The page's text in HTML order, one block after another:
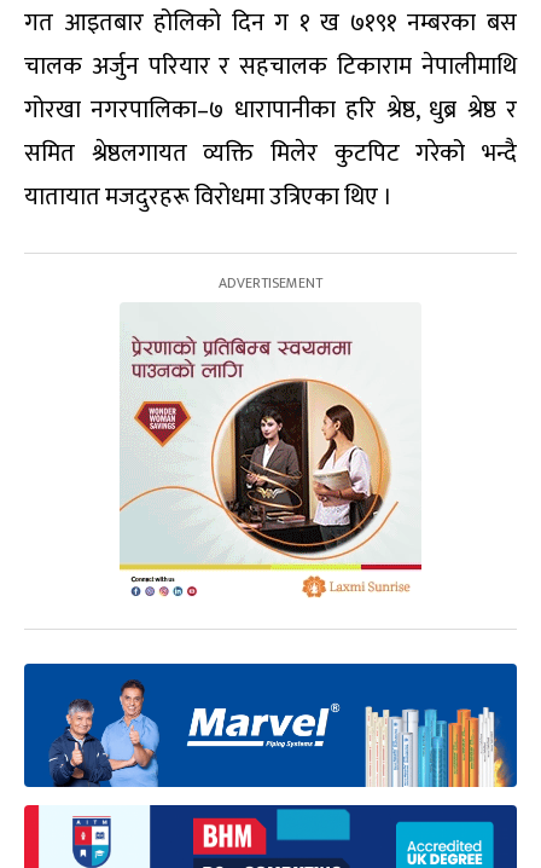
गत आइतबार होलिको दिन ग १ ख ७१९१ नम्बरका बस
चालक अर्जुन परियार र सहचालक टिकाराम नेपालीमाथि
गोरखा नगरपालिका–७ धारापानीका हरि श्रेष्ठ, धुब्र श्रेष्ठ र
समित श्रेष्ठलगायत व्यक्ति मिलेर कुटपिट गरेको भन्दै
यातायात मजदुरहरू विरोधमा उत्रिएका थिए ।